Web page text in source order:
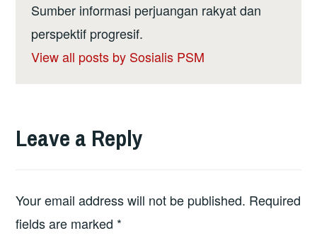
Sumber informasi perjuangan rakyat dan
perspektif progresif.
View all posts by Sosialis PSM
Leave a Reply
Your email address will not be published. Required
fields are marked *